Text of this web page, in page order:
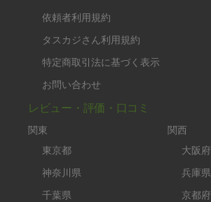
依頼者利用規約
タスカジさん利用規約
特定商取引法に基づく表示
お問い合わせ
レビュー・評価・口コミ
関東
東京都
神奈川県
千葉県
関西
大阪府
兵庫県
京都府